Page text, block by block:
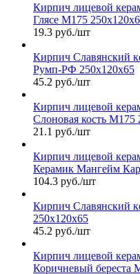
Кирпич лицевой
Глясе М175
19.3 руб./шт
Кирпич Славянский
Румп-РФ 250х120х65
45.2 руб./шт
Кирпич лицевой
Слоновая кость М175
21.1 руб./шт
Кирпич лицевой
Керамик Мангейм
104.3 руб./шт
Кирпич Славянский
250х120х65
45.2 руб./шт
Кирпич лицевой
Коричневый береста